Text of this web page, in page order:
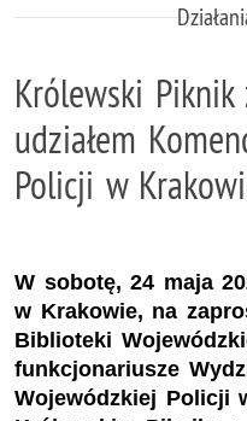
Królewski Piknik
udziałem
Policji w
W sobotę, 24 maja
w Krakowie, na
Biblioteki
funkcjonariusze
Wojewódzkiej Policji